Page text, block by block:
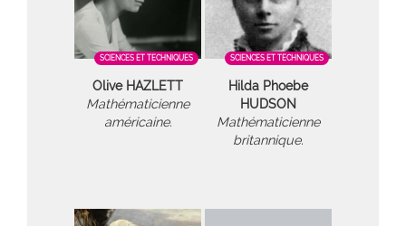
SCIENCES ET TECHNIQUES
Olive HAZLETT
Mathématicienne
américaine.
SCIENCES ET TECHNIQUES
Hilda Phoebe
HUDSON
Mathématicienne
britannique.